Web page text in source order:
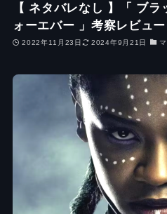
【 ネタバレなし 】「 ブ
ォーエバー 」考察レビュー
2022年11月23日 2024年9月21日